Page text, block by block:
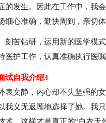
的发生。因此在工作中，我
细心准确，勤快周到，亲切
刻苦钻研，运用新的医学模
医护工作，认真准确执行医
试自我介绍3
表文静，内心却不失坚强的
我义无返顾地选择了她。我
术，这样才是真正的“白衣